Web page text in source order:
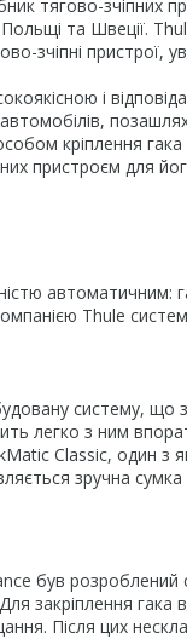
тягово-зчіпних
Польщі та Швеції.
зчіпні пристрої,
і
кріплення
пристроєм для
автоматичним:
Thule
систему, що
легко з ним
Classic, один з
зручна сумка
був розроблений
закріплення гака
Після цих